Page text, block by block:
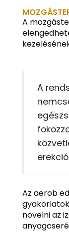
A
A
Az aerob
növelni az